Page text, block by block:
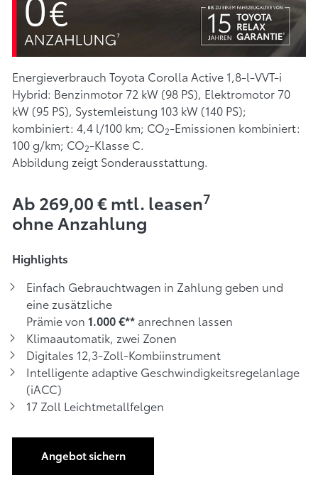
Energieverbrauch Toyota Corolla Active 1,8-l-VVT-i
Hybrid: Benzinmotor 72 kW (98 PS), Elektromotor 70
kW (95 PS), Systemleistung 103 kW (140 PS);
kombiniert: 4,4 l/100 km; CO2-Emissionen kombiniert:
100 g/km; CO2-Klasse C.
Abbildung zeigt Sonderausstattung.
Ab 269,00 € mtl. leasen7
ohne Anzahlung
Highlights
Einfach Gebrauchtwagen in Zahlung geben und
eine zusätzliche
Prämie von 1.000 €** anrechnen lassen
Klimaautomatik, zwei Zonen
Digitales 12,3-Zoll-Kombiinstrument
Intelligente adaptive Geschwindigkeitsregelanlage
(iACC)
17 Zoll Leichtmetallfelgen
Angebot sichern